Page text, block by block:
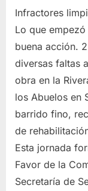
Infractores
Lo que
buena acción.
diversas faltas
obra en la
los Abuelos en
barrido fino,
de
Esta jornada
Favor de la
Secretaría de